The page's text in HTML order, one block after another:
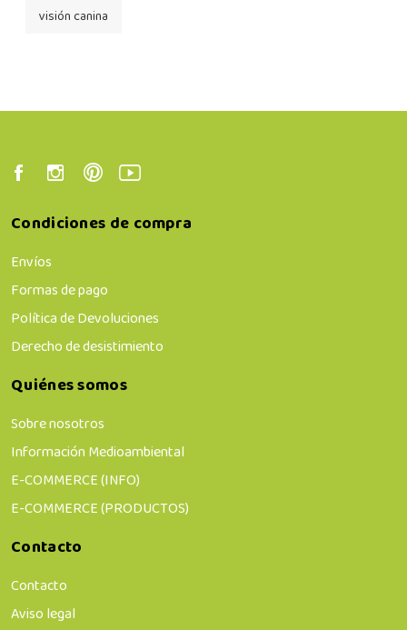
visión canina
Condiciones de compra
Envíos
Formas de pago
Política de Devoluciones
Derecho de desistimiento
Quiénes somos
Sobre nosotros
Información Medioambiental
E-COMMERCE (INFO)
E-COMMERCE (PRODUCTOS)
Contacto
Contacto
Aviso legal